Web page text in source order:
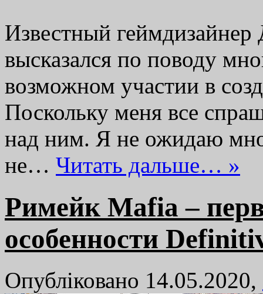
Известный геймдизайнер
высказался по поводу
возможном участии в
Поскольку меня все
над ним. Я не ожидаю
не… Читать дальше… »
Римейк Mafia –
особенности
Опубліковано 14.05.2020,